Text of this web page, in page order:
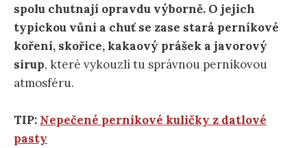
spolu chutnají opravdu výborně. O jejich
typickou vůni a chuť se zase stará perníkové
koření, skořice, kakaový prášek a javorový
sirup, které vykouzlí tu správnou perníkovou
atmosféru.
TIP: Nepečené perníkové kuličky z datlové
pasty